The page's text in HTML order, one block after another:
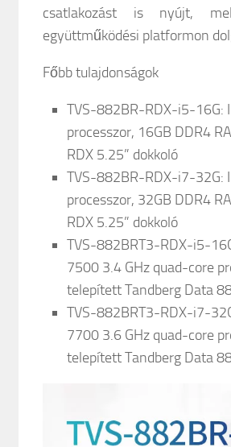
csatlakozást is nyújt,
együttműködési platformon
Főbb tulajdonságok
TVS-882BR-RDX-i5-16G:
processzor, 16GB DDR4
RDX 5.25” dokkoló
TVS-882BR-RDX-i7-32G:
processzor, 32GB DDR4
RDX 5.25” dokkoló
TVS-882BRT3-RDX-i5-
7500 3.4 GHz quad-core
telepített Tandberg Data
TVS-882BRT3-RDX-i7-
7700 3.6 GHz quad-core
telepített Tandberg Data